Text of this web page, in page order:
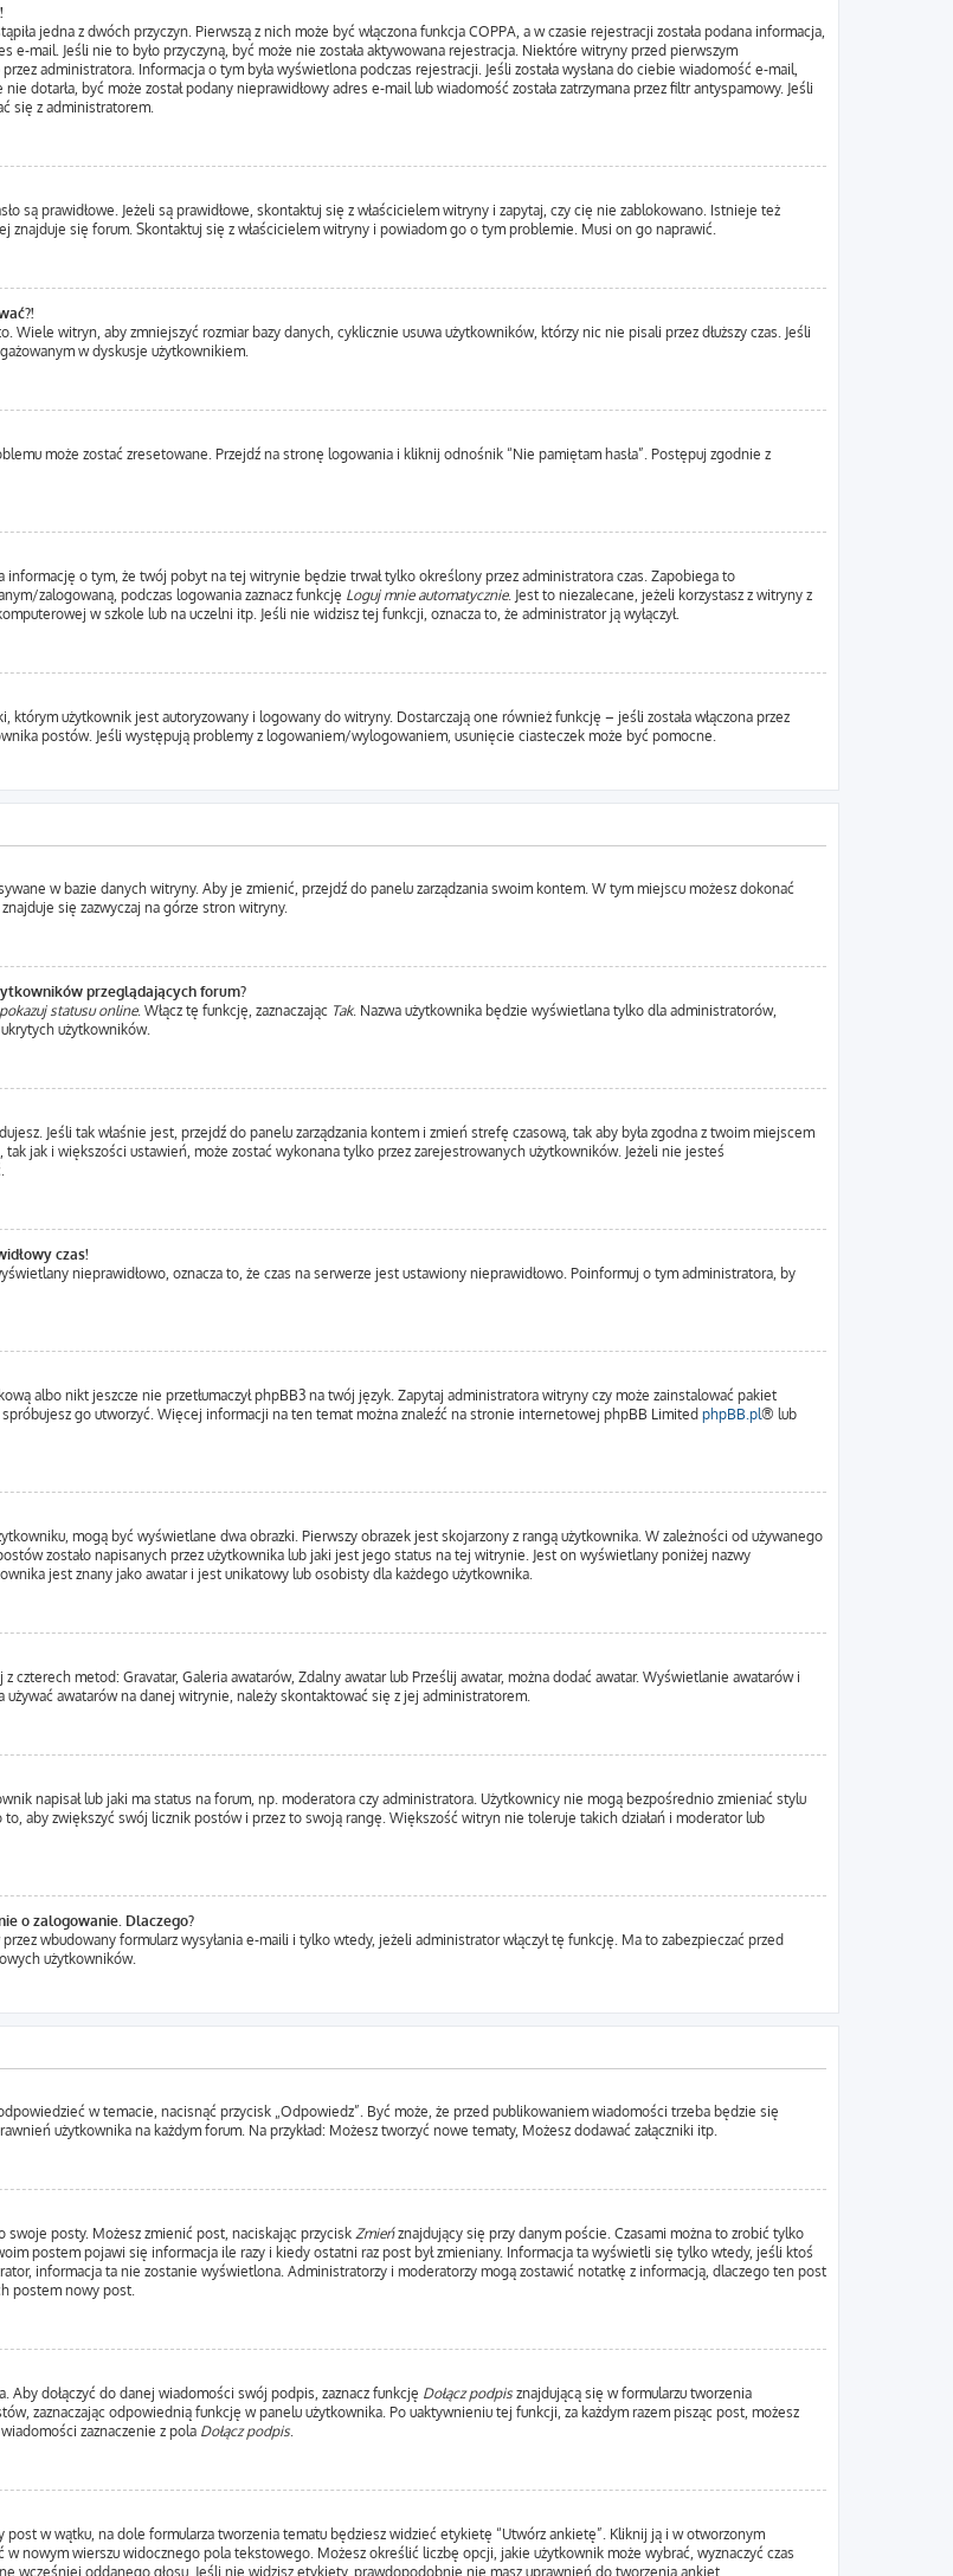
jedna z dwóch przyczyn. Pierwszą z nich może być włączona funkcja COPPA, a w czasie rejestracji została podana informacja,
e-mail. Jeśli nie to było przyczyną, być może nie została aktywowana rejestracja. Niektóre witryny przed pierwszym
administratora. Informacja o tym była wyświetlona podczas rejestracji. Jeśli została wysłana do ciebie wiadomość e-mail,
dotarła, być może został podany nieprawidłowy adres e-mail lub wiadomość została zatrzymana przez filtr antyspamowy. Jeśli
się z administratorem.
są prawidłowe. Jeżeli są prawidłowe, skontaktuj się z właścicielem witryny i zapytaj, czy cię nie zablokowano. Istnieje też
się forum. Skontaktuj się z właścicielem witryny i powiadom go o tym problemie. Musi on go naprawić.
witryn, aby zmniejszyć rozmiar bazy danych, cyklicznie usuwa użytkowników, którzy nic nie pisali przez dłuższy czas. Jeśli
w dyskusje użytkownikiem.
może zostać zresetowane. Przejdź na stronę logowania i kliknij odnośnik “Nie pamiętam hasła”. Postępuj zgodnie z
informację o tym, że twój pobyt na tej witrynie będzie trwał tylko określony przez administratora czas. Zapobiega to
zalogowaną, podczas logowania zaznacz funkcję Loguj mnie automatycznie. Jest to niezalecane, jeżeli korzystasz z witryny z
w szkole lub na uczelni itp. Jeśli nie widzisz tej funkcji, oznacza to, że administrator ją wyłączył.
którym użytkownik jest autoryzowany i logowany do witryny. Dostarczają one również funkcję – jeśli została włączona przez
postów. Jeśli występują problemy z logowaniem/wylogowaniem, usunięcie ciasteczek może być pomocne.
w bazie danych witryny. Aby je zmienić, przejdź do panelu zarządzania swoim kontem. W tym miejscu możesz dokonać
się zazwyczaj na górze stron witryny.
przeglądających forum?
statusu online. Włącz tę funkcję, zaznaczając Tak. Nazwa użytkownika będzie wyświetlana tylko dla administratorów,
użytkowników.
Jeśli tak właśnie jest, przejdź do panelu zarządzania kontem i zmień strefę czasową, tak aby była zgodna z twoim miejscem
jak i większości ustawień, może zostać wykonana tylko przez zarejestrowanych użytkowników. Jeżeli nie jesteś
czas!
nieprawidłowo, oznacza to, że czas na serwerze jest ustawiony nieprawidłowo. Poinformuj o tym administratora, by
albo nikt jeszcze nie przetłumaczył phpBB3 na twój język. Zapytaj administratora witryny czy może zainstalować pakiet
go utworzyć. Więcej informacji na ten temat można znaleźć na stronie internetowej phpBB Limited phpBB.pl® lub
mogą być wyświetlane dwa obrazki. Pierwszy obrazek jest skojarzony z rangą użytkownika. W zależności od używanego
zostało napisanych przez użytkownika lub jaki jest jego status na tej witrynie. Jest on wyświetlany poniżej nazwy
jest znany jako awatar i jest unikatowy lub osobisty dla każdego użytkownika.
czterech metod: Gravatar, Galeria awatarów, Zdalny awatar lub Prześlij awatar, można dodać awatar. Wyświetlanie awatarów i
awatarów na danej witrynie, należy skontaktować się z jej administratorem.
napisał lub jaki ma status na forum, np. moderatora czy administratora. Użytkownicy nie mogą bezpośrednio zmieniać stylu
aby zwiększyć swój licznik postów i przez to swoją rangę. Większość witryn nie toleruje takich działań i moderator lub
o zalogowanie. Dlaczego?
wbudowany formularz wysyłania e-maili i tylko wtedy, jeżeli administrator włączył tę funkcję. Ma to zabezpieczać przed
użytkowników.
w temacie, nacisnąć przycisk „Odpowiedz”. Być może, że przed publikowaniem wiadomości trzeba będzie się
użytkownika na każdym forum. Na przykład: Możesz tworzyć nowe tematy, Możesz dodawać załączniki itp.
posty. Możesz zmienić post, naciskając przycisk Zmieńznajdujący się przy danym poście. Czasami można to zrobić tylko
postem pojawi się informacja ile razy i kiedy ostatni raz post był zmieniany. Informacja ta wyświetli się tylko wtedy, jeśli ktoś
informacja ta nie zostanie wyświetlona. Administratorzy i moderatorzy mogą zostawić notatkę z informacją, dlaczego ten post
postem nowy post.
dołączyć do danej wiadomości swój podpis, zaznacz funkcję Dołącz podpis znajdującą się w formularzu tworzenia
zaznaczając odpowiednią funkcję w panelu użytkownika. Po uaktywnieniu tej funkcji, za każdym razem pisząc post, możesz
zaznaczenie z pola Dołącz podpis.
w wątku, na dole formularza tworzenia tematu będziesz widzieć etykietę “Utwórz ankietę”. Kliknij ją i w otworzonym
nowym wierszu widocznego pola tekstowego. Możesz określić liczbę opcji, jakie użytkownik może wybrać, wyznaczyć czas
wcześniej oddanego głosu. Jeśli nie widzisz etykiety, prawdopodobnie nie masz uprawnień do tworzenia ankiet.